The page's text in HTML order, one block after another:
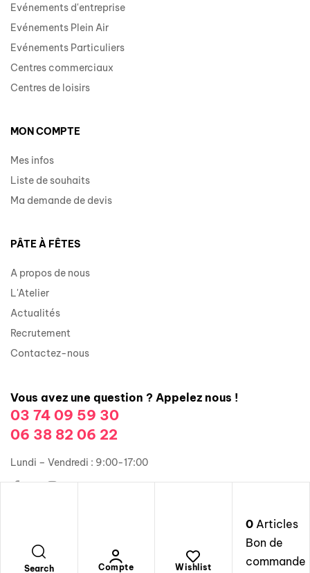
Search Compte Wishlist
0Articles
Bon de
commande
Evénements d'entreprise
Evénements Plein Air
Evénements Particuliers
Centres commerciaux
Centres de loisirs
MON COMPTE
Mes infos
Liste de souhaits
Ma demande de devis
PÂTE À FÊTES
A propos de nous
L'Atelier
Actualités
Recrutement
Contactez-nous
Vous avez une question ? Appelez nous !
03 74 09 59 30
06 38 82 06 22
Lundi – Vendredi : 9:00-17:00
Copyright © 2026 Groupe Illusions Organisation. Tous droits
réservés.
Mentions légales